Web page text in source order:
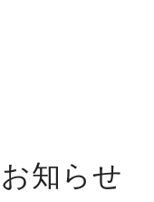
お知らせ